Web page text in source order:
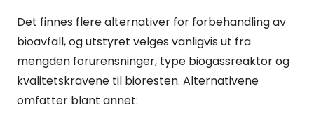
Det finnes flere alternativer for forbehandling av
bioavfall, og utstyret velges vanligvis ut fra
mengden forurensninger, type biogassreaktor og
kvalitetskravene til bioresten. Alternativene
omfatter blant annet: